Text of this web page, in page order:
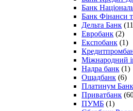
Банк
Банк Фінанси
Дельта Банк
Евробанк (2)
Експобанк (1)
Міжнародний
Надра банк (1)
Ощадбанк (6)
Платинум Банк
Приватбанк
ПУМБ (1)